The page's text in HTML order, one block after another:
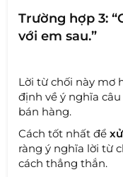
Trường hợp 3:
với em sau.”
Lời từ chối này mơ
định về ý nghĩa
bán hàng.
Cách tốt nhất để
ràng ý nghĩa lời từ
cách thẳng thắn.